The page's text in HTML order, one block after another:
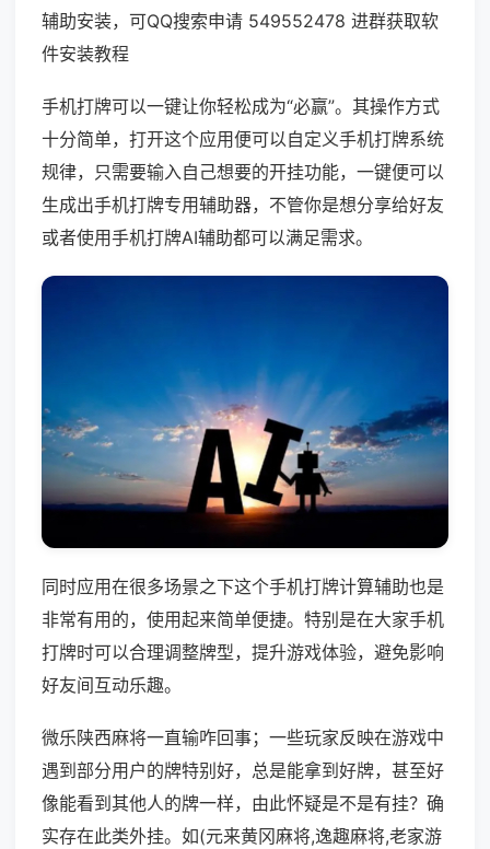
辅助安装，可QQ搜索申请 549552478 进群获取软
件安装教程
手机打牌可以一键让你轻松成为“必赢”。其操作方式
十分简单，打开这个应用便可以自定义手机打牌系统
规律，只需要输入自己想要的开挂功能，一键便可以
生成出手机打牌专用辅助器，不管你是想分享给好友
或者使用手机打牌AI辅助都可以满足需求。
同时应用在很多场景之下这个手机打牌计算辅助也是
非常有用的，使用起来简单便捷。特别是在大家手机
打牌时可以合理调整牌型，提升游戏体验，避免影响
好友间互动乐趣。
微乐陕西麻将一直输咋回事；一些玩家反映在游戏中
遇到部分用户的牌特别好，总是能拿到好牌，甚至好
像能看到其他人的牌一样，由此怀疑是不是有挂？确
实存在此类外挂。如(元来黄冈麻将,逸趣麻将,老家游